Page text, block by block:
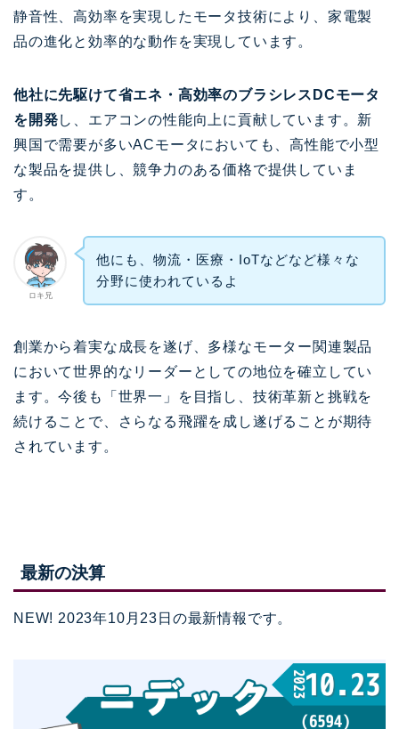
静音性、高効率を実現したモータ技術により、家電製
品の進化と効率的な動作を実現しています。
他社に先駆けて省エネ・高効率のブラシレスDCモータ
を開発し、エアコンの性能向上に貢献しています。新
興国で需要が多いACモータにおいても、高性能で小型
な製品を提供し、競争力のある価格で提供していま
す。
ロキ兄
他にも、物流・医療・IoTなどなど様々な
分野に使われているよ
創業から着実な成長を遂げ、多様なモーター関連製品
において世界的なリーダーとしての地位を確立してい
ます。今後も「世界一」を目指し、技術革新と挑戦を
続けることで、さらなる飛躍を成し遂げることが期待
されています。
最新の決算
NEW! 2023年10月23日の最新情報です。